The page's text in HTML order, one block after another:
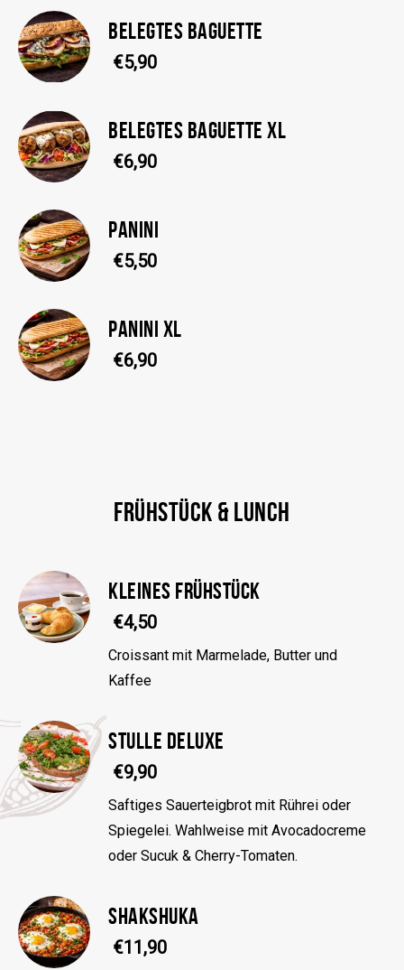
BELEGTES BAGUETTE
€5,90
BELEGTES BAGUETTE XL
€6,90
PANINI
€5,50
PANINI XL
€6,90
FRÜHSTÜCK & LUNCH
KLEINES FRÜHSTÜCK
€4,50
Croissant mit Marmelade, Butter und
Kaffee
STULLE DELUXE
€9,90
Saftiges Sauerteigbrot mit Rührei oder
Spiegelei. Wahlweise mit Avocadocreme
oder Sucuk & Cherry-Tomaten.
SHAKSHUKA
€11,90